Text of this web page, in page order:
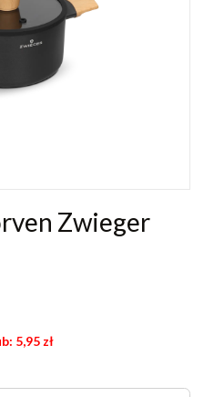
Zwieger
5,95 zł